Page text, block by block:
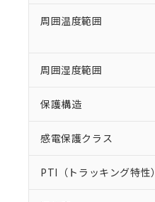
周囲温度範囲
周囲湿度範囲
保護構造
感電保護クラス
PTI（トラッキング特性）